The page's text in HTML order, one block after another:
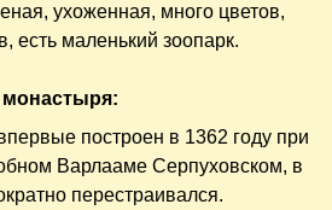
ухоженная, много цветов,
есть маленький зоопарк.
построен в 1362 году при
Варлааме Серпуховском, в
перестраивался.